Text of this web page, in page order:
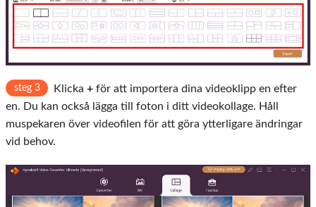
steg 3 Klicka + för att importera dina videoklipp en efter
en. Du kan också lägga till foton i ditt videokollage. Håll
muspekaren över videofilen för att göra ytterligare ändringar
vid behov.